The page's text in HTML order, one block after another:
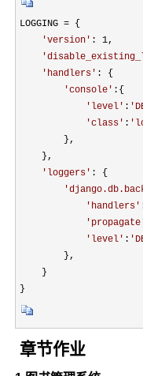
LOGGING = {
'version ' : 1,
'
' handlers ' : {
'console ' :{
' level ' : '
'class ' : '
        },
    },
' loggers ' : {
'
' handlers '
' propagate
' level ' : '
        },
    }
}
章节作业